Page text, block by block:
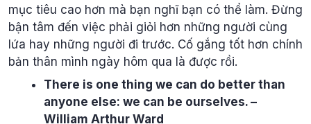
mục tiêu cao hơn mà bạn nghĩ bạn có thể làm. Đừng
bận tâm đến việc phải giỏi hơn những người cùng
lứa hay những người đi trước. Cố gắng tốt hơn chính
bản thân mình ngày hôm qua là được rồi.
There is one thing we can do better than
anyone else: we can be ourselves. –
William Arthur Ward